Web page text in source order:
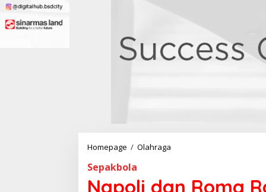
Homepage / Olahraga
Sepakbola
Napoli dan Roma